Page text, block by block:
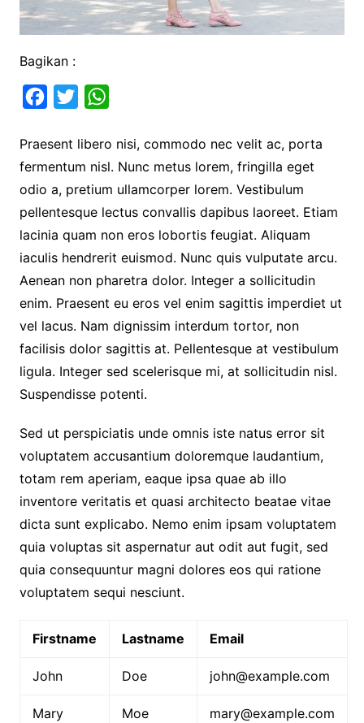
Bagikan :
c
e
b
o
o
k
i
t
t
e
r
a
t
s
A
p
p
Praesent libero nisi, commodo nec velit ac, porta
fermentum nisl. Nunc metus lorem, fringilla eget
odio a, pretium ullamcorper lorem. Vestibulum
pellentesque lectus convallis dapibus laoreet. Etiam
lacinia quam non eros lobortis feugiat. Aliquam
iaculis hendrerit euismod. Nunc quis vulputate arcu.
Aenean non pharetra dolor. Integer a sollicitudin
enim. Praesent eu eros vel enim sagittis imperdiet ut
vel lacus. Nam dignissim interdum tortor, non
facilisis dolor sagittis at. Pellentesque at vestibulum
ligula. Integer sed scelerisque mi, at sollicitudin nisl.
Suspendisse potenti.
Sed ut perspiciatis unde omnis iste natus error sit
voluptatem accusantium doloremque laudantium,
totam rem aperiam, eaque ipsa quae ab illo
inventore veritatis et quasi architecto beatae vitae
dicta sunt explicabo. Nemo enim ipsam voluptatem
quia voluptas sit aspernatur aut odit aut fugit, sed
quia consequuntur magni dolores eos qui ratione
voluptatem sequi nesciunt.
Firstname Lastname Email
John Doe john@example.com
Mary Moe mary@example.com